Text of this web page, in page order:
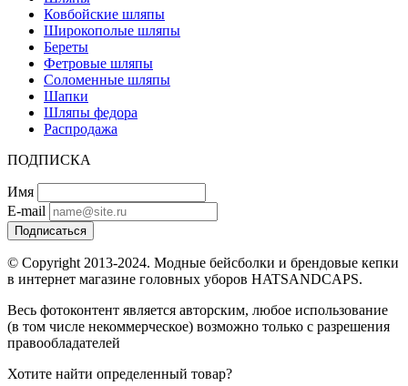
Ковбойские шляпы
Широкополые шляпы
Береты
Фетровые шляпы
Соломенные шляпы
Шапки
Шляпы федора
Распродажа
ПОДПИСКА
Имя
E-mail
Подписаться
© Copyright 2013-2024. Модные бейсболки и брендовые кепки
в интернет магазине головных уборов HATSANDCAPS.
Весь фотоконтент является авторским, любое использование
(в том числе некоммерческое) возможно только с разрешения
правообладателей
Хотите найти определенный товар?